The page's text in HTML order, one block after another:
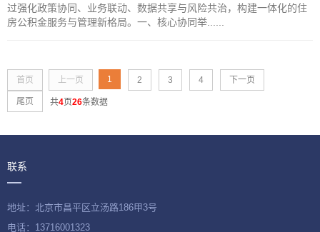
过强化政策协同、业务联动、数据共享与风险共治，构建一体化的住
房公积金服务与管理新格局。一、核心协同举......
首页 上一页 1 2 3 4 下一页
尾页 共4页26条数据
联系
地址：北京市昌平区立汤路186甲3号
电话：13716001323